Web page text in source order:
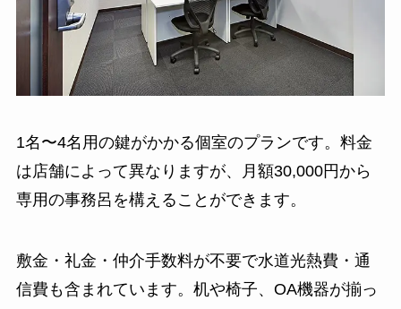
1名〜4名用の鍵がかかる個室のプランです。料金
は店舗によって異なりますが、月額30,000円から
専用の事務呂を構えることができます。
敷金・礼金・仲介手数料が不要で水道光熱費・通
信費も含まれています。机や椅子、OA機器が揃っ